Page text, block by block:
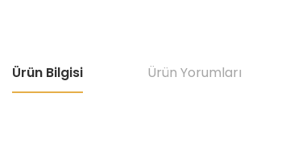
Ürün Bilgisi Ürün Yorumları